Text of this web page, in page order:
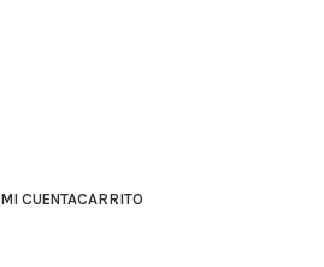
MI CUENTACARRITO